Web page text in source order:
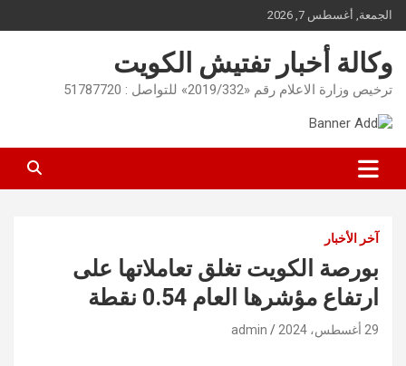
Skip
to
content
الجمعة, أغسطس 7, 2026
وكالة أخبار تفتيش الكويت
ترخيص وزارة الاعلام رقم «2019/332» للتواصل : 51787720
آخر الأخبار
بورصة الكويت تغلق تعاملاتها على
ارتفاع مؤشرها العام 0.54 نقطة
29 أغسطس، 2024 admin